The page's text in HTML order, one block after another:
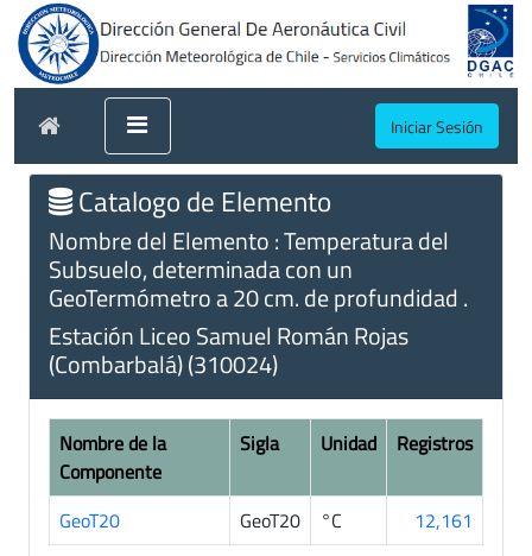
Iniciar Sesión
Catalogo de Elemento
Nombre del Elemento : Temperatura del
Subsuelo, determinada con un
GeoTermómetro a 20 cm. de profundidad .
Estación Liceo Samuel Román Rojas
(Combarbalá) (310024)
Nombre de la
Componente
Sigla Unidad Registros
GeoT20 GeoT20 °C 12,161